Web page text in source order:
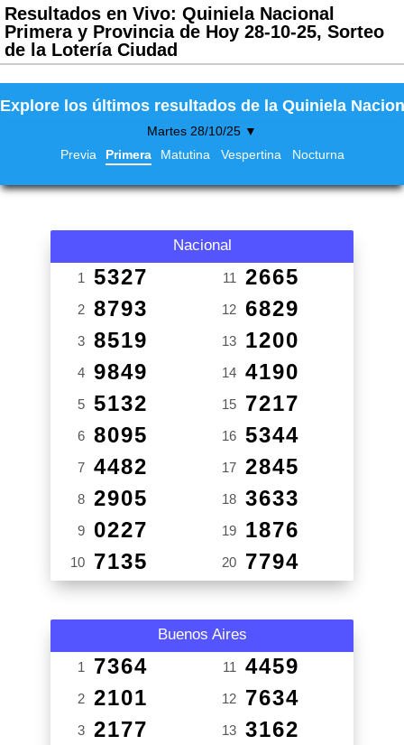
Resultados en Vivo: Quiniela Nacional
Primera y Provincia de Hoy 28-10-25, Sorteo
de la Lotería Ciudad
Explore los últimos resultados de la Quiniela
Martes 28/10/25 ▼
Previa
Primera Matutina Vespertina Nocturna
Nacional
1 5327
2 8793
3 8519
4 9849
5 5132
6 8095
7 4482
8 2905
9 0227
10 7135
11 2665
12 6829
13 1200
14 4190
15 7217
16 5344
17 2845
18 3633
19 1876
20 7794
Buenos Aires
1 7364
2 2101
3 2177
11 4459
12 7634
13 3162